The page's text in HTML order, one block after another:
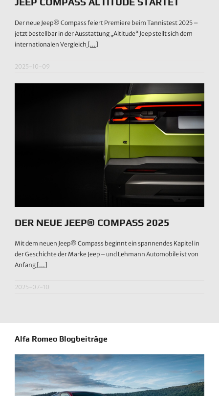
Der neue Jeep® Compass feiert Premiere beim Tannistest 2025 –
jetzt bestellbar in der Ausstattung „Altitude“ Jeep stellt sich dem
internationalen Vergleich [...]
2025-10-09
DER NEUE JEEP® COMPASS 2025
Mit dem neuen Jeep® Compass beginnt ein spannendes Kapitel in
der Geschichte der Marke Jeep – und Lehmann Automobile ist von
Anfang[...]
2025-07-10
Alfa Romeo Blogbeiträge